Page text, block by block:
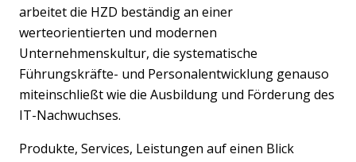
arbeitet die HZD beständig an einer
werteorientierten und modernen
Unternehmenskultur, die systematische
Führungskräfte- und Personalentwicklung genauso
miteinschließt wie die Ausbildung und Förderung des
IT-Nachwuchses.
Produkte, Services, Leistungen auf einen Blick